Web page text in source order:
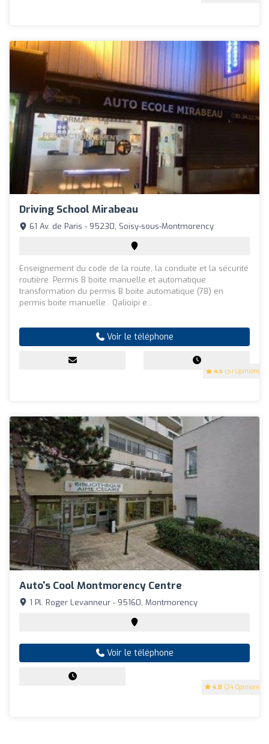
Driving School Mirabeau
4.5 (51 Opinions)
61 Av. de Paris - 95230, Soisy-sous-Montmorency
Enseignement du code de la route, la conduite et la sécurité
routière. Permis B boite manuelle et automatique
transformation du permis B boite automatique (78) en
permis boite manuelle . Qalioipi e...
Voir le téléphone
Auto's Cool Montmorency Centre
4.8 (24 Opinions)
1 Pl. Roger Levanneur - 95160, Montmorency
Voir le téléphone